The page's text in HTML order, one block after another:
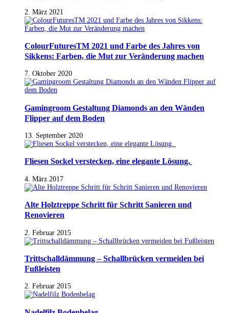
2. März 2021
ColourFuturesTM 2021 und Farbe des Jahres von
Sikkens: Farben, die Mut zur Veränderung machen
7. Oktober 2020
Gamingroom Gestaltung Diamonds an den Wänden
Flipper auf dem Boden
13. September 2020
Fliesen Sockel verstecken, eine elegante Lösung.
4. März 2017
Alte Holztreppe Schritt für Schritt Sanieren und
Renovieren
2. Februar 2015
Trittschalldämmung – Schallbrücken vermeiden bei
Fußleisten
2. Februar 2015